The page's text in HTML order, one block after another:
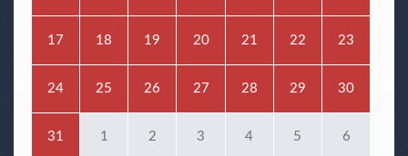
17 18 19 20 21 22 23
24 25 26 27 28 29 30
31 1 2 3 4 5 6